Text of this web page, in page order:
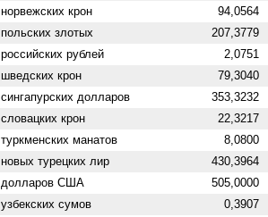
норвежских крон 94,0564
польских злотых 207,3779
российских рублей 2,0751
шведских крон 79,3040
сингапурских долларов 353,3232
словацких крон 22,3217
туркменских манатов 8,0800
новых турецких лир 430,3964
долларов США 505,0000
узбекских сумов 0,3907